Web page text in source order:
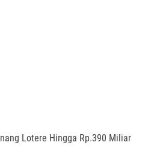
Lotere Hingga Rp.390 Miliar